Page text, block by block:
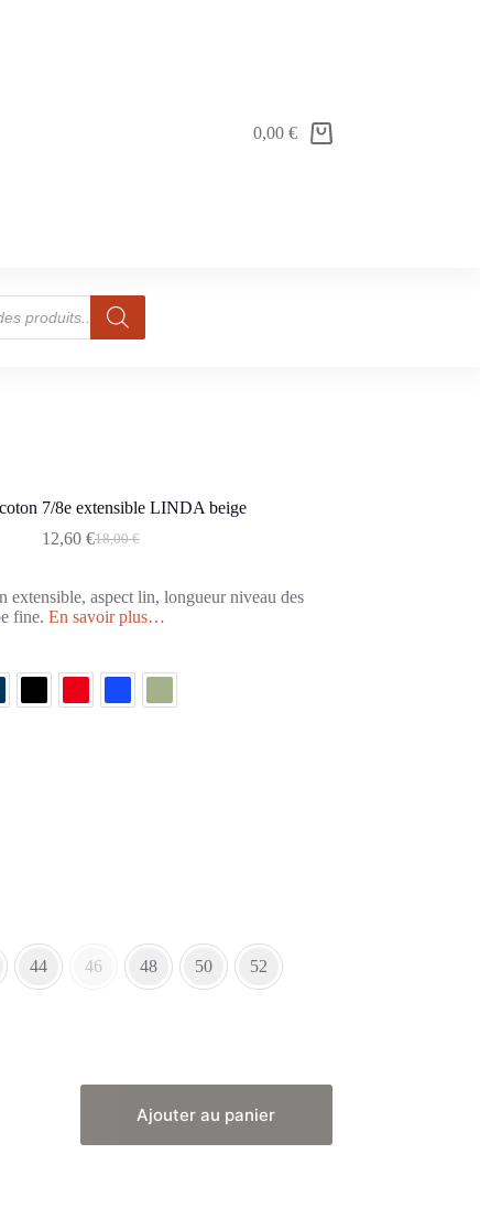
0,00€
7/8e extensible LINDA beige
18,00€
12,60 €
extensible, aspect lin, longueur niveau des
fine. En savoir plus…
44 46 48 50
52
Ajouter au panier